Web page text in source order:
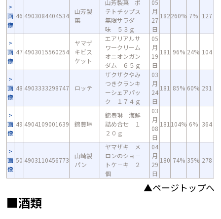
画
像
46 4903084404534
山芳製
菓
山芳製菓 ポ
テトチップス
無限サラダ
味 ５３ｇ
05
月
27
日
182260% 7% 127
画
像
47 4903015560254
ヤマザ
キビス
ケット
エアリアルサ
ワークリーム
オニオンガン
ダム ６５ｇ
05
月
19
日
181 96% 24% 104
画
像
48 4903333298747 ロッテ
ザクザクやみ
つきクランキ
ーシェアパッ
ク １７４ｇ
03
月
24
日
181 85% 60% 291
画
像
49 4904109001639 錦豊琳
錦豊琳 海鮮
詰め合せ １
２０ｇ
03
月
08
日
181 104% 6% 364
画
像
50 4903110456773
山崎製
パン
ヤマザキ メ
ロンのショ－
トケ－キ ２
個
04
月
29
日
180 74% 35% 278
▲ページトップへ
■酒類